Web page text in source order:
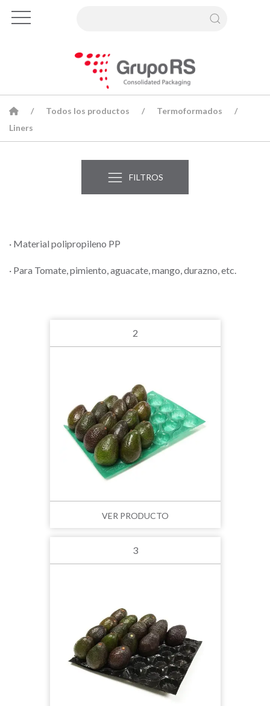
Todos los productos
Termoformados
Liners
FILTROS
· Material polipropileno PP
· Para Tomate, pimiento, aguacate, mango, durazno, etc.
2
VER PRODUCTO
3